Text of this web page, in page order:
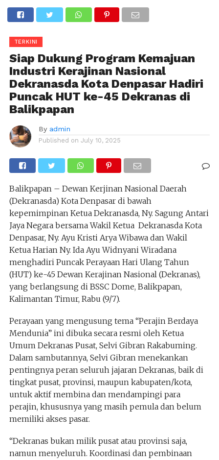
TERKINI
Siap Dukung Program Kemajuan
Industri Kerajinan Nasional
Dekranasda Kota Denpasar Hadiri
Puncak HUT ke-45 Dekranas di
Balikpapan
By admin
Published on July 10, 2025
Balikpapan – Dewan Kerjinan Nasional Daerah
(Dekranasda) Kota Denpasar di bawah
kepemimpinan Ketua Dekranasda, Ny. Sagung Antari
Jaya Negara bersama Wakil Ketua Dekranasda Kota
Denpasar, Ny. Ayu Kristi Arya Wibawa dan Wakil
Ketua Harian Ny. Ida Ayu Widnyani Wiradana
menghadiri Puncak Perayaan Hari Ulang Tahun
(HUT) ke-45 Dewan Kerajinan Nasional (Dekranas),
yang berlangsung di BSSC Dome, Balikpapan,
Kalimantan Timur, Rabu (9/7).
Perayaan yang mengusung tema “Perajin Berdaya
Mendunia” ini dibuka secara resmi oleh Ketua
Umum Dekranas Pusat, Selvi Gibran Rakabuming.
Dalam sambutannya, Selvi Gibran menekankan
pentingnya peran seluruh jajaran Dekranas, baik di
tingkat pusat, provinsi, maupun kabupaten/kota,
untuk aktif membina dan mendampingi para
perajin, khususnya yang masih pemula dan belum
memiliki akses pasar.
“Dekranas bukan milik pusat atau provinsi saja,
namun menyeluruh. Koordinasi dan pembinaan